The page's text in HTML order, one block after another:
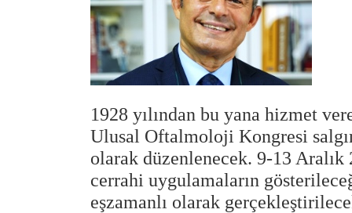
1928 yılından bu yana hizmet
Ulusal Oftalmoloji Kongresi
olarak düzenlenecek. 9-13
cerrahi uygulamaların
eşzamanlı olarak